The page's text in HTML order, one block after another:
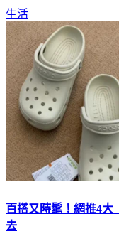
生活
百搭又時髦！網推4
去